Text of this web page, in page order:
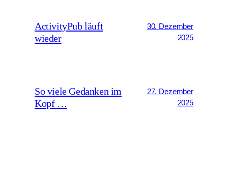
ActivityPub läuft
wieder
30. Dezember
2025
So viele Gedanken im
Kopf …
27. Dezember
2025